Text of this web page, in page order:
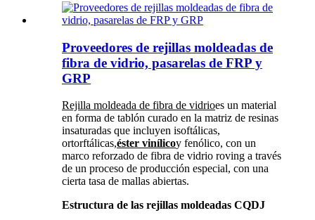
Proveedores de rejillas moldeadas de
fibra de vidrio, pasarelas de FRP y
GRP
Rejilla moldeada de fibra de vidrioes un material
en forma de tablón curado en la matriz de resinas
insaturadas que incluyen isoftálicas,
ortorftálicas,éster vinílicoy fenólico, con un
marco reforzado de fibra de vidrio roving a través
de un proceso de producción especial, con una
cierta tasa de mallas abiertas.
Estructura de las rejillas moldeadas CQDJ